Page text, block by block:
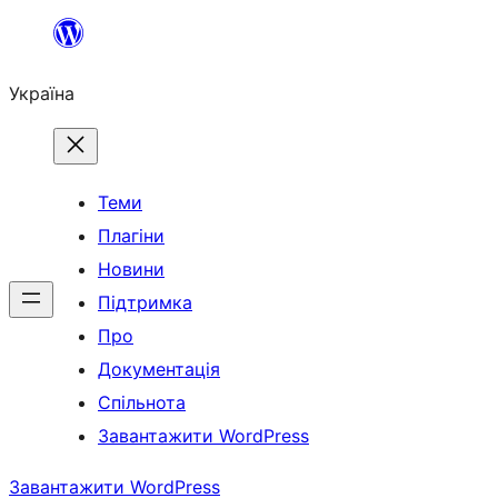
Перейти
вмісту
Україна
Теми
Плагіни
Новини
Підтримка
Про
Документація
Спільнота
Завантажити WordPress
Завантажити WordPress